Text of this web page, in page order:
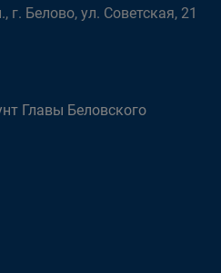
г. Белово, ул. Советская, 21
Главы Беловского